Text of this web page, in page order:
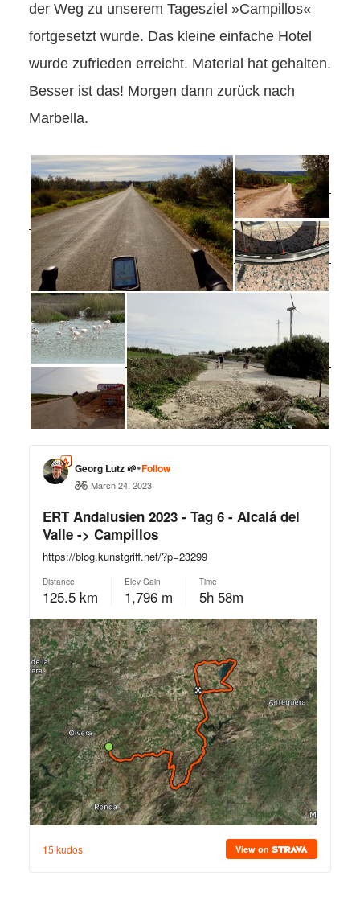
der Weg zu unserem Tagesziel »Campillos«
fortgesetzt wurde. Das kleine einfache Hotel
wurde zufrieden erreicht. Material hat gehalten.
Besser ist das! Morgen dann zurück nach
Marbella.